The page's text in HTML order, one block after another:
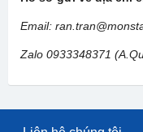
Email:
Zalo 0933348371